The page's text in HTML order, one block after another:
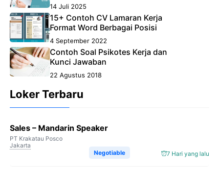
14 Juli 2025
15+ Contoh CV Lamaran Kerja
Format Word Berbagai Posisi
4 September 2022
Contoh Soal Psikotes Kerja dan
Kunci Jawaban
22 Agustus 2018
Loker Terbaru
Sales – Mandarin Speaker
PT Krakatau Posco
Jakarta
7 Hari yang lalu
Negotiable